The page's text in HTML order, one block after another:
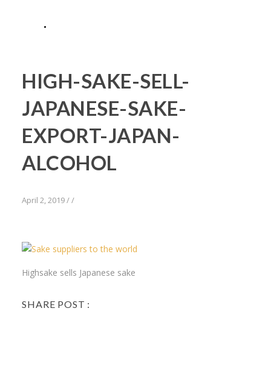
HIGH-SAKE-SELL-
JAPANESE-SAKE-
EXPORT-JAPAN-
ALCOHOL
April 2, 2019//
Highsake sells Japanese sake
SHARE POST :